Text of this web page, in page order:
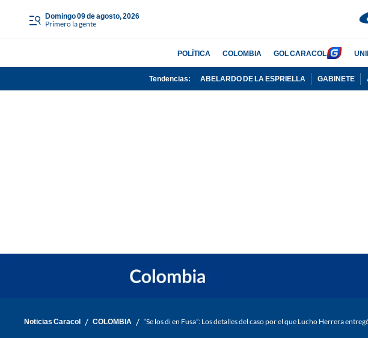
domingo 09 de agosto, 2026
Primero la gente
POLÍTICA COLOMBIA GOL CARACOL
Tendencias: ABELARDO DE LA ESPRIELLA GABINETE
Noticias Caracol / COLOMBIA / “Se los di en Fusa”: Los detalles del caso por el que Lucho Herrera